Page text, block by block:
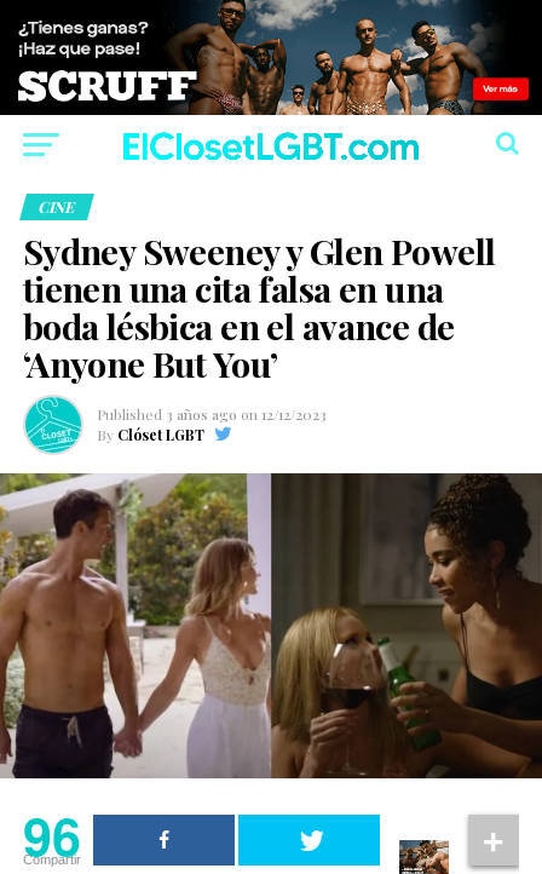
CINE
Sydney Sweeney y Glen Powell
tienen una cita falsa en una
boda lésbica en el avance de
‘Anyone But You’
Published 3 años ago on 12/12/2023
By Clóset LGBT
96
Compartir